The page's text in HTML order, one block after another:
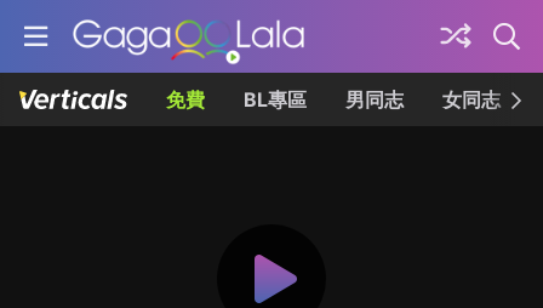
免費 BL專區 男同志 女同志